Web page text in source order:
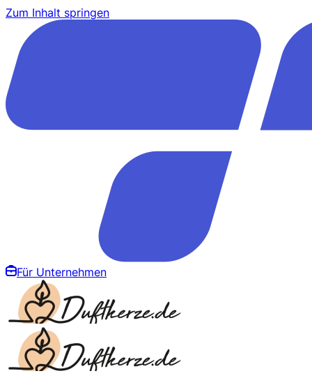
Zum Inhalt springen
Für Unternehmen